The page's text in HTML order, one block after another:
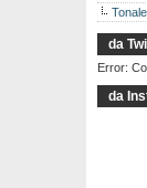
da
Error:
da